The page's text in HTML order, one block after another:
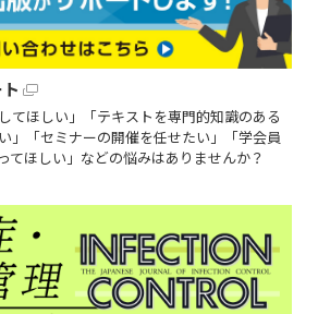
てほしい」「テキストを専門的知識のある
」「セミナーの開催を任せたい」「学会員
てほしい」などの悩みはありませんか？